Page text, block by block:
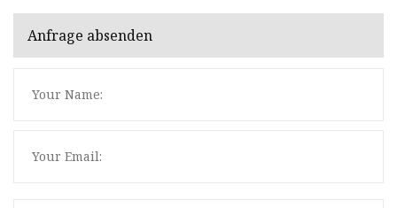
Anfrage absenden